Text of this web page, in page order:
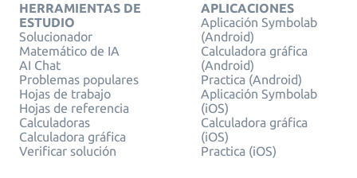
HERRAMIENTAS DE
ESTUDIO
Solucionador
Matemático de IA
AI Chat
Problemas populares
Hojas de trabajo
Hojas de referencia
Calculadoras
Calculadora gráfica
Verificar solución
APLICACIONES
Aplicación Symbolab
(Android)
Calculadora gráfica
(Android)
Practica (Android)
Aplicación Symbolab
(iOS)
Calculadora gráfica
(iOS)
Practica (iOS)